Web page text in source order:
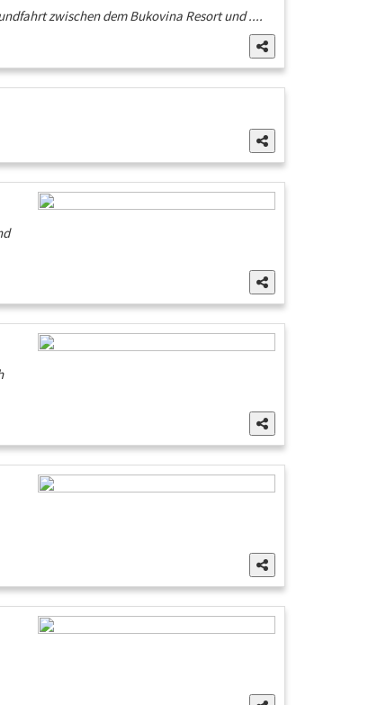
zwischen dem Bukovina Resort und ....